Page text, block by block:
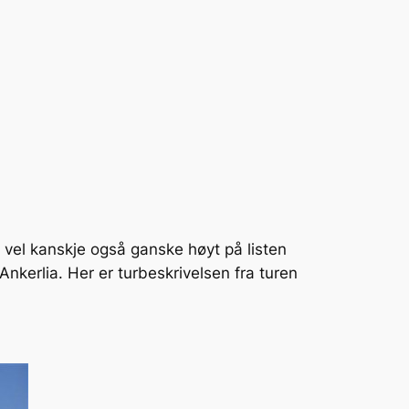
kanskje også ganske høyt på listen
Her er turbeskrivelsen fra turen